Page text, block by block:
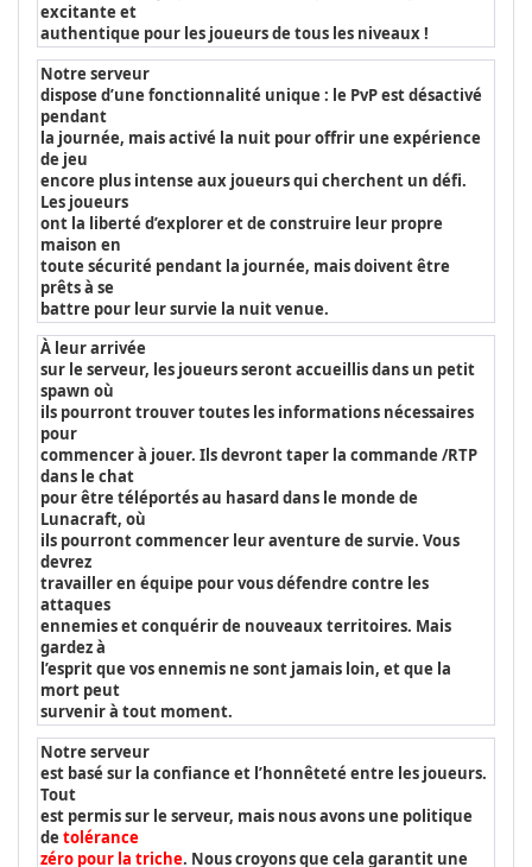
excitante et
authentique pour les joueurs de tous les niveaux !
Notre serveur
dispose d’une fonctionnalité unique : le PvP est désactivé
pendant
la journée, mais activé la nuit pour offrir une expérience
de jeu
encore plus intense aux joueurs qui cherchent un défi.
Les joueurs
ont la liberté d’explorer et de construire leur propre
maison en
toute sécurité pendant la journée, mais doivent être
prêts à se
battre pour leur survie la nuit venue.
À leur arrivée
sur le serveur, les joueurs seront accueillis dans un petit
spawn où
ils pourront trouver toutes les informations nécessaires
pour
commencer à jouer. Ils devront taper la commande /RTP
dans le chat
pour être téléportés au hasard dans le monde de
Lunacraft, où
ils pourront commencer leur aventure de survie. Vous
devrez
travailler en équipe pour vous défendre contre les
attaques
ennemies et conquérir de nouveaux territoires. Mais
gardez à
l’esprit que vos ennemis ne sont jamais loin, et que la
mort peut
survenir à tout moment.
Notre serveur
est basé sur la confiance et l’honnêteté entre les joueurs.
Tout
est permis sur le serveur, mais nous avons une politique
de tolérance
zéro pour la triche. Nous croyons que cela garantit une